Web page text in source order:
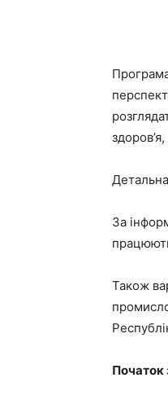
За
Також
Початок